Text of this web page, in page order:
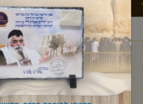
ראשי/עלון לשבת/מועדים/
תפריט קטגוריות
ראש השנה תשפ"ה
העלון השבועי מישיבת "קול רינה- רב